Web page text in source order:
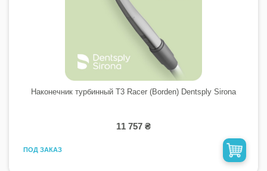
Наконечник турбинный T3 Racer (Borden) Dentsply Sirona
11 757 ₴
ПОД ЗАКАЗ